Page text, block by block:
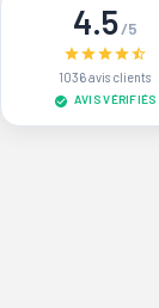
4.5/5
1036 avis clients
AVIS VÉRIFIÉS